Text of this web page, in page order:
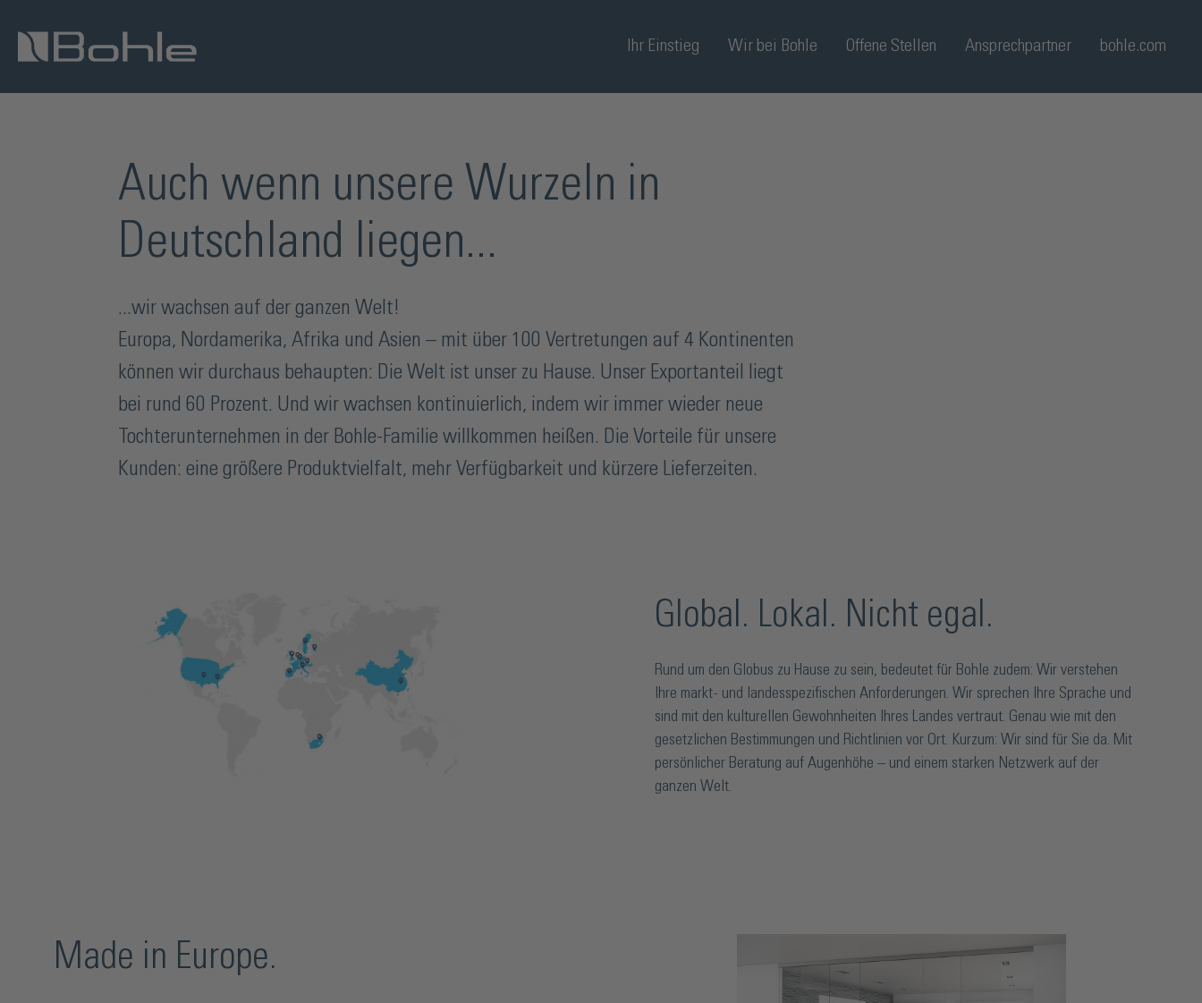
Ihr Einstieg Wir bei Bohle Offene Stellen Ansprechpartner bohle.com
Auch wenn unsere Wurzeln in
Deutschland liegen...
...wir wachsen auf der ganzen Welt!
Europa, Nordamerika, Afrika und Asien – mit über 100 Vertretungen auf 4 Kontinenten
können wir durchaus behaupten: Die Welt ist unser zu Hause. Unser Exportanteil liegt
bei rund 60 Prozent. Und wir wachsen kontinuierlich, indem wir immer wieder neue
Tochterunternehmen in der Bohle-Familie willkommen heißen. Die Vorteile für unsere
Kunden: eine größere Produktvielfalt, mehr Verfügbarkeit und kürzere Lieferzeiten.
Global. Lokal. Nicht egal.
Rund um den Globus zu Hause zu sein, bedeutet für Bohle zudem: Wir verstehen
Ihre markt- und landesspezifischen Anforderungen. Wir sprechen Ihre Sprache und
sind mit den kulturellen Gewohnheiten Ihres Landes vertraut. Genau wie mit den
gesetzlichen Bestimmungen und Richtlinien vor Ort. Kurzum: Wir sind für Sie da. Mit
persönlicher Beratung auf Augenhöhe – und einem starken Netzwerk auf der
ganzen Welt.
Made in Europe.